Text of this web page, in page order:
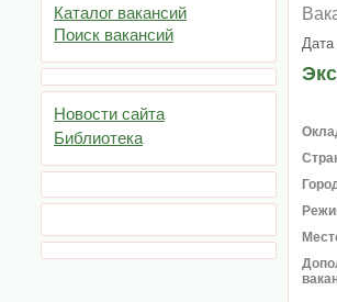
Каталог вакансий
Поиск вакансий
Новости сайта
Библиотека
Дата